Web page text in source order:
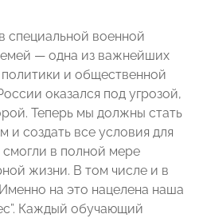
специальной военной
— одна из важнейших
политики и общественной
оказался под угрозой,
Теперь мы должны стать
и создать все условия для
в полной мере
жизни. В том числе и в
на это нацелена наша
Каждый обучающий